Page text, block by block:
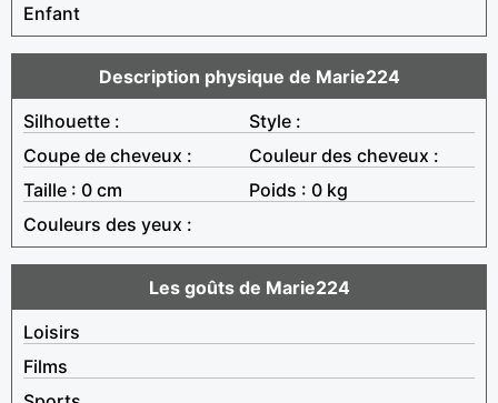
Enfant
Description physique de Marie224
Silhouette :
Style :
Coupe de cheveux :
Couleur des cheveux :
Taille : 0 cm
Poids : 0 kg
Couleurs des yeux :
Les goûts de Marie224
Loisirs
Films